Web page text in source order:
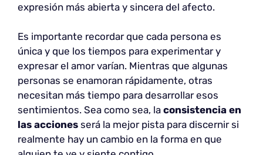
expresión más abierta y sincera del afecto.
Es importante recordar que cada persona es
única y que los tiempos para experimentar y
expresar el amor varían. Mientras que algunas
personas se enamoran rápidamente, otras
necesitan más tiempo para desarrollar esos
sentimientos. Sea como sea, la consistencia en
las acciones será la mejor pista para discernir si
realmente hay un cambio en la forma en que